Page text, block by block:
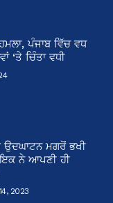
ਪੰਜਾਬ ਵਿੱਚ ਵਧ
‘ਤੇ ਚਿੰਤਾ ਵਧੀ
ਮਗਰੋਂ ਭਖੀ
ਨੇ ਆਪਣੀ ਹੀ
2023